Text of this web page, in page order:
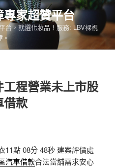
家超贊平台
台，就選化妝品！服務: LBV裸視
。
程營業未上市股
借款
11點 08分 48秒 建案評價處
汽車借款合法當舖需求安心